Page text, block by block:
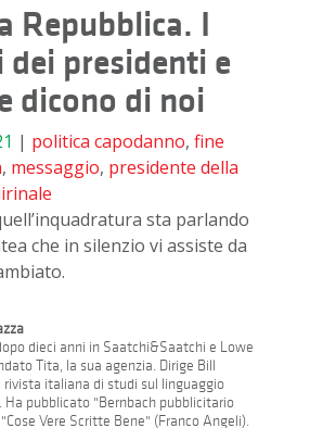
Repubblica. I
dei presidenti e
dicono di noi
| politica capodanno, fine
, messaggio, presidente della
sta parlando
che in silenzio vi assiste da
dieci anni in Saatchi&Saatchi e Lowe
Tita, la sua agenzia. Dirige Bill
rivista italiana di studi sul linguaggio
Ha pubblicato "Bernbach pubblicitario
Vere Scritte Bene" (Franco Angeli).